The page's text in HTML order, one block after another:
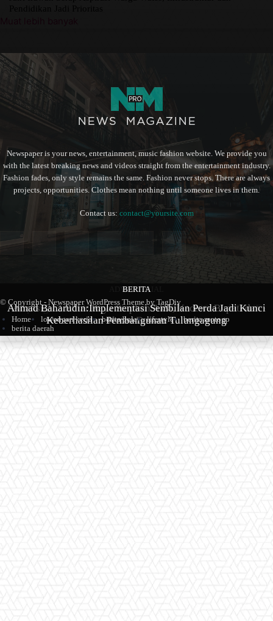
ADVERTORIAL
Kampung Coklat Harlah ke -12 Th 2026, 1.700 Anak PAUD-
TK Ramaikan Lomba Mewarna
BERITA
Aliansi 212 Blitar Raya Siapkan Aksi, Kecewa Bupati dan
Ketua Dewan
BERITA
Ahmad Baharudin:Implementasi Sembilan Perda Jadi Kunci
Keberhasilan Pembangunan Tulungagung
Newspaper is your news, entertainment, music fashion website. We provide you
with the latest breaking news and videos straight from the entertainment industry.
Fashion fades, only style remains the same. Fashion never stops. There are always
projects, opportunities. Clothes mean nothing until someone lives in them.
Contact us: contact@yoursite.com
© Copyright - Newspaper WordPress Theme by TagDiv
Home
lowongan kerja berita bola lifestyle
berita motogp
berita daerah